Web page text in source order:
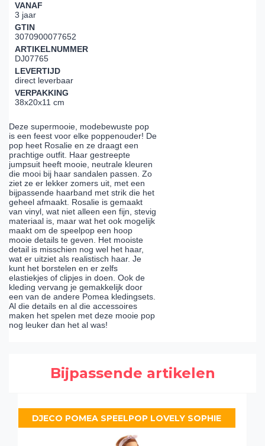
VANAF
3 jaar
GTIN
3070900077652
ARTIKELNUMMER
DJ07765
LEVERTIJD
direct leverbaar
VERPAKKING
38x20x11 cm
Deze supermooie, modebewuste pop
is een feest voor elke poppenouder! De
pop heet Rosalie en ze draagt een
prachtige outfit. Haar gestreepte
jumpsuit heeft mooie, neutrale kleuren
die mooi bij haar sandalen passen. Zo
ziet ze er lekker zomers uit, met een
bijpassende haarband met strik die het
geheel afmaakt. Rosalie is gemaakt
van vinyl, wat niet alleen een fijn, stevig
materiaal is, maar wat het ook mogelijk
maakt om de speelpop een hoop
mooie details te geven. Het mooiste
detail is misschien nog wel het haar,
wat er uitziet als realistisch haar. Je
kunt het borstelen en er zelfs
elastiekjes of clipjes in doen. Ook de
kleding vervang je gemakkelijk door
een van de andere Pomea kledingsets.
Al die details en al die accessoires
maken het spelen met deze mooie pop
nog leuker dan het al was!
Bijpassende artikelen
DJECO POMEA SPEELPOP LOVELY SOPHIE